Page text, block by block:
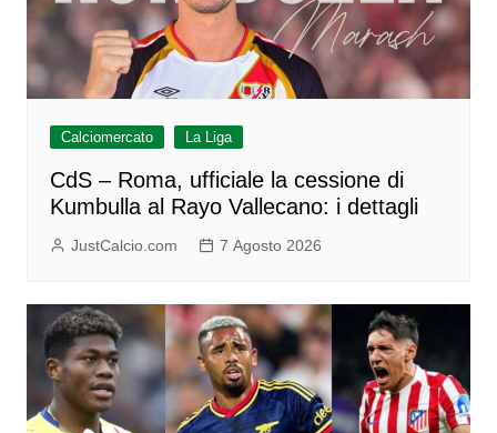
Calciomercato La Liga
CdS – Roma, ufficiale la cessione di
Kumbulla al Rayo Vallecano: i dettagli
JustCalcio.com 7 Agosto 2026